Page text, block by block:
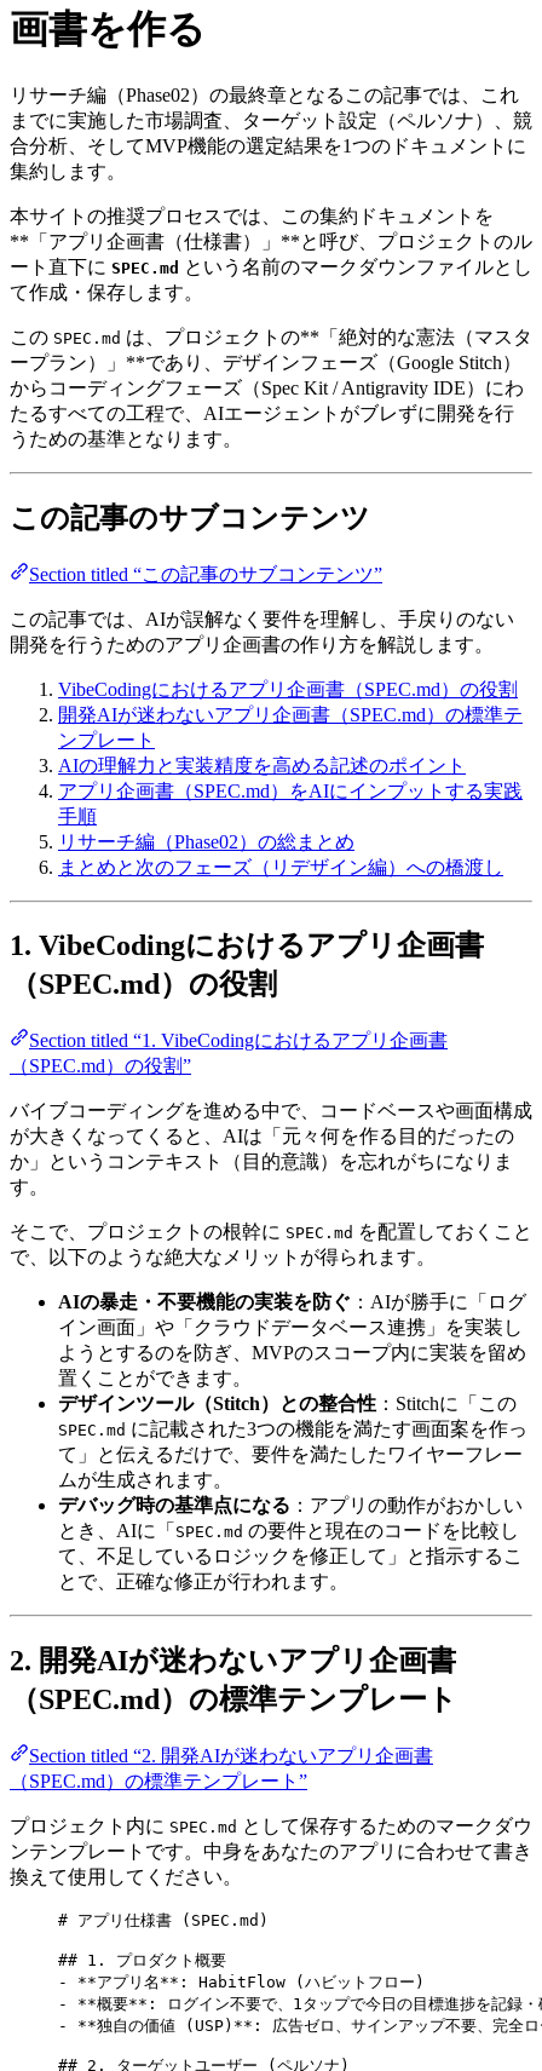
画書を作る
リサーチ編（Phase02）の最終章となるこの記事では、これ
までに実施した市場調査、ターゲット設定（ペルソナ）、競
合分析、そしてMVP機能の選定結果を1つのドキュメントに
集約します。
本サイトの推奨プロセスでは、この集約ドキュメントを
**「アプリ企画書（仕様書）」**と呼び、プロジェクトのル
ート直下に SPEC.md という名前のマークダウンファイルとし
て作成・保存します。
この SPEC.md は、プロジェクトの**「絶対的な憲法（マスタ
ープラン）」**であり、デザインフェーズ（Google Stitch）
からコーディングフェーズ（Spec Kit / Antigravity IDE）にわ
たるすべての工程で、AIエージェントがブレずに開発を行
うための基準となります。
この記事のサブコンテンツ
Section titled “この記事のサブコンテンツ”
この記事では、AIが誤解なく要件を理解し、手戻りのない
開発を行うためのアプリ企画書の作り方を解説します。
VibeCodingにおけるアプリ企画書（SPEC.md）の役割
開発AIが迷わないアプリ企画書（SPEC.md）の標準テ
ンプレート
AIの理解力と実装精度を高める記述のポイント
アプリ企画書（SPEC.md）をAIにインプットする実践
手順
リサーチ編（Phase02）の総まとめ
まとめと次のフェーズ（リデザイン編）への橋渡し
1. VibeCodingにおけるアプリ企画書
（SPEC.md）の役割
Section titled “1. VibeCodingにおけるアプリ企画書
（SPEC.md）の役割”
バイブコーディングを進める中で、コードベースや画面構成
が大きくなってくると、AIは「元々何を作る目的だったの
か」というコンテキスト（目的意識）を忘れがちになりま
す。
そこで、プロジェクトの根幹に SPEC.md を配置しておくこと
で、以下のような絶大なメリットが得られます。
AIの暴走・不要機能の実装を防ぐ ：AIが勝手に「ログ
イン画面」や「クラウドデータベース連携」を実装し
ようとするのを防ぎ、MVPのスコープ内に実装を留め
置くことができます。
デザインツール（Stitch）との整合性 ：Stitchに「この
SPEC.md に記載された3つの機能を満たす画面案を作っ
て」と伝えるだけで、要件を満たしたワイヤーフレー
ムが生成されます。
デバッグ時の基準点になる ：アプリの動作がおかしい
とき、AIに「 SPEC.md の要件と現在のコードを比較し
て、不足しているロジックを修正して」と指示するこ
とで、正確な修正が行われます。
2. 開発AIが迷わないアプリ企画書
（SPEC.md）の標準テンプレート
Section titled “2. 開発AIが迷わないアプリ企画書
（SPEC.md）の標準テンプレート”
プロジェクト内に SPEC.md として保存するためのマークダウ
ンテンプレートです。中身をあなたのアプリに合わせて書き
換えて使用してください。
# アプリ仕様書 (SPEC.md)
## 1. プロダクト概要
-
**アプリ名 ** : HabitFlow (ハビットフロー)
-
**概要** : ログイン不要で、1タップで今日の目標進捗を記録
-
**独自の価値 (USP) ** : 広告ゼロ、サインアップ不要、完全
## 2. ターゲットユーザー (ペルソナ)